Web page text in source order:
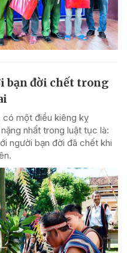
bạn đời chết trong
có một điều kiêng kỵ
nhất trong luật tục là:
người bạn đời đã chết khi